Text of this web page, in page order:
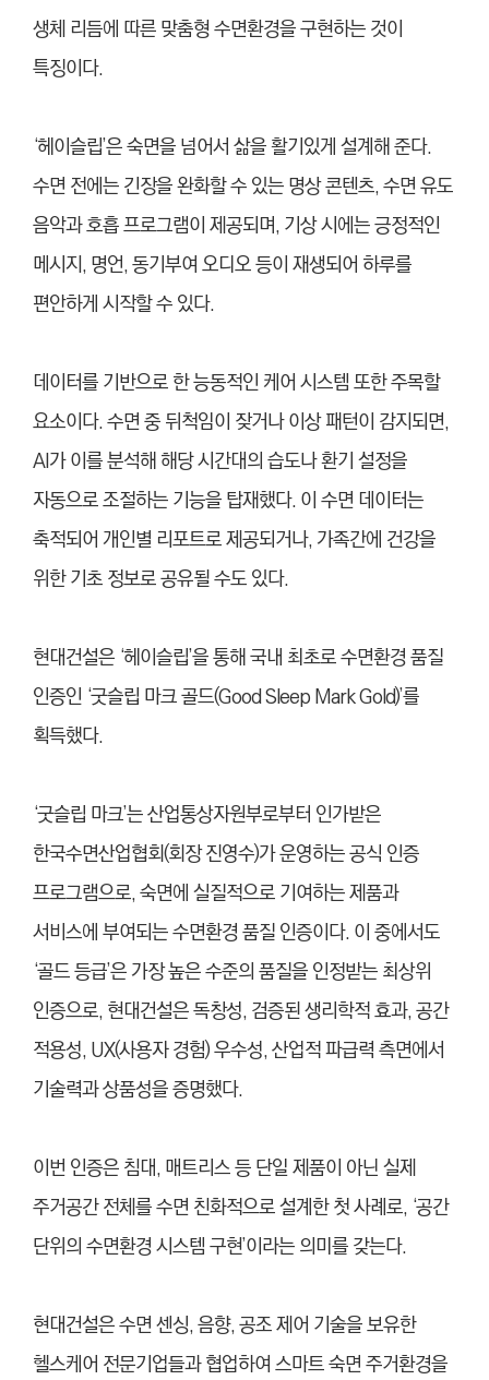
생체 리듬에 따른 맞춤형 수면환경을 구현하는 것이
특징이다.
‘헤이슬립’은 숙면을 넘어서 삶을 활기있게 설계해 준다.
수면 전에는 긴장을 완화할 수 있는 명상 콘텐츠, 수면 유도
음악과 호흡 프로그램이 제공되며, 기상 시에는 긍정적인
메시지, 명언, 동기부여 오디오 등이 재생되어 하루를
편안하게 시작할 수 있다.
데이터를 기반으로 한 능동적인 케어 시스템 또한 주목할
요소이다. 수면 중 뒤척임이 잦거나 이상 패턴이 감지되면,
AI가 이를 분석해 해당 시간대의 습도나 환기 설정을
자동으로 조절하는 기능을 탑재했다. 이 수면 데이터는
축적되어 개인별 리포트로 제공되거나, 가족간에 건강을
위한 기초 정보로 공유될 수도 있다.
현대건설은 ‘헤이슬립’을 통해 국내 최초로 수면환경 품질
인증인 ‘굿슬립 마크 골드(Good Sleep Mark Gold)’를
획득했다.
‘굿슬립 마크’는 산업통상자원부로부터 인가받은
한국수면산업협회(회장 진영수)가 운영하는 공식 인증
프로그램으로, 숙면에 실질적으로 기여하는 제품과
서비스에 부여되는 수면환경 품질 인증이다. 이 중에서도
‘골드 등급’은 가장 높은 수준의 품질을 인정받는 최상위
인증으로, 현대건설은 독창성, 검증된 생리학적 효과, 공간
적용성, UX(사용자 경험) 우수성, 산업적 파급력 측면에서
기술력과 상품성을 증명했다.
이번 인증은 침대, 매트리스 등 단일 제품이 아닌 실제
주거공간 전체를 수면 친화적으로 설계한 첫 사례로, ‘공간
단위의 수면환경 시스템 구현’이라는 의미를 갖는다.
현대건설은 수면 센싱, 음향, 공조 제어 기술을 보유한
헬스케어 전문기업들과 협업하여 스마트 숙면 주거환경을